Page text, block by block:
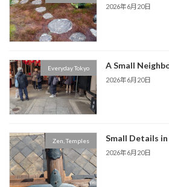
2026年6月20日
Everyday Tokyo A Small
2026年6月20日
Zen, Temples Small Details
2026年6月20日